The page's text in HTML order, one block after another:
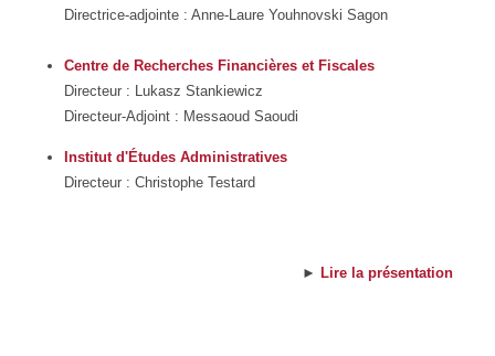
Directrice-adjointe : Anne-Laure Youhnovski Sagon
Centre de Recherches Financières et Fiscales
Directeur : Lukasz Stankiewicz
Directeur-Adjoint : Messaoud Saoudi
Institut d'Études Administratives
Directeur : Christophe Testard
► Lire la présentation